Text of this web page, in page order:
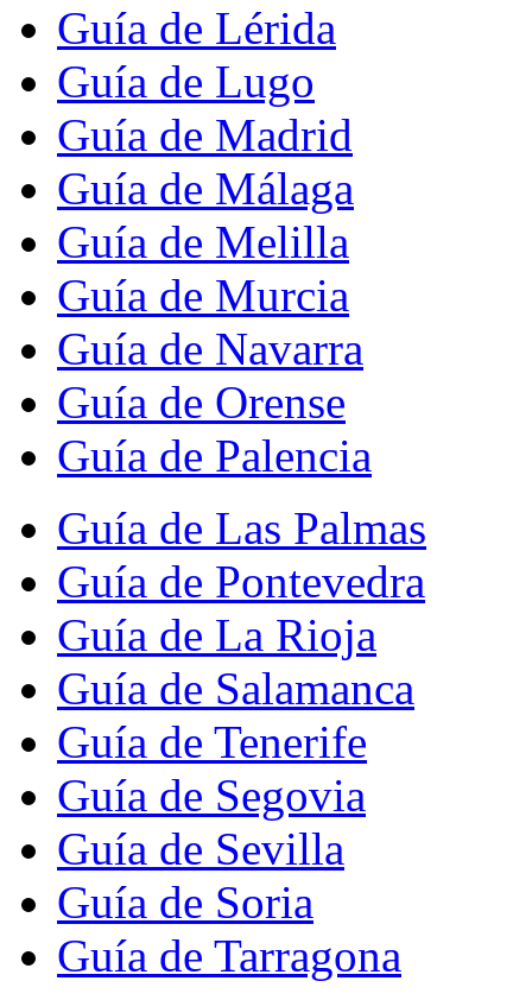
Guía de Lérida
Guía de Lugo
Guía de Madrid
Guía de Málaga
Guía de Melilla
Guía de Murcia
Guía de Navarra
Guía de Orense
Guía de Palencia
Guía de Las Palmas
Guía de Pontevedra
Guía de La Rioja
Guía de Salamanca
Guía de Tenerife
Guía de Segovia
Guía de Sevilla
Guía de Soria
Guía de Tarragona